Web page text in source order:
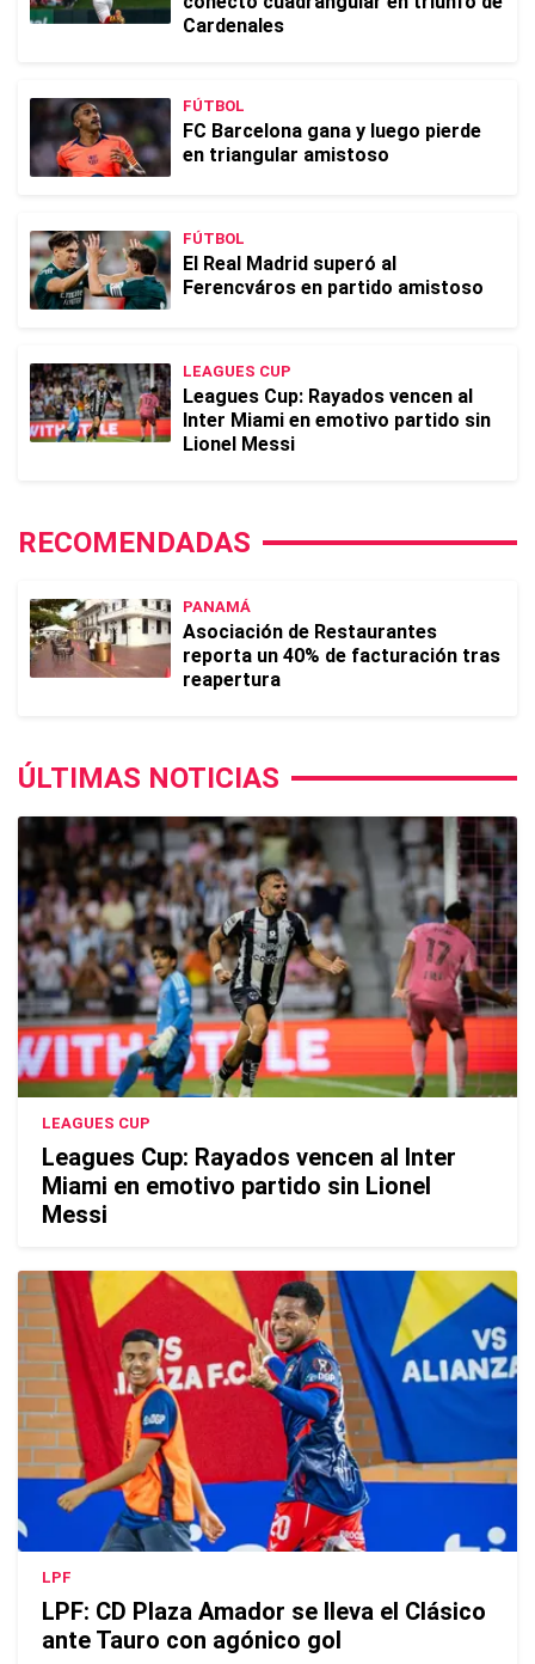
Cardenales
FÚTBOL
FC Barcelona gana y luego pierde
en triangular amistoso
FÚTBOL
El Real Madrid superó al
Ferencváros en partido amistoso
LEAGUES CUP
Leagues Cup: Rayados vencen al
Inter Miami en emotivo partido sin
Lionel Messi
RECOMENDADAS
PANAMÁ
Asociación de Restaurantes
reporta un 40% de facturación tras
reapertura
ÚLTIMAS NOTICIAS
LEAGUES CUP
Leagues Cup: Rayados vencen al Inter
Miami en emotivo partido sin Lionel
Messi
LPF
LPF: CD Plaza Amador se lleva el Clásico
ante Tauro con agónico gol